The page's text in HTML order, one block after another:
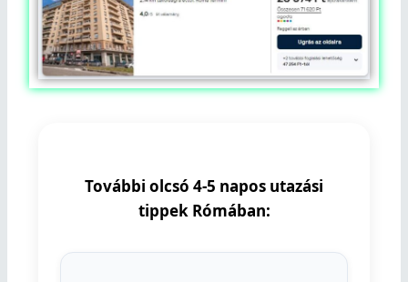
További olcsó 4-5 napos utazási
tippek Rómában: